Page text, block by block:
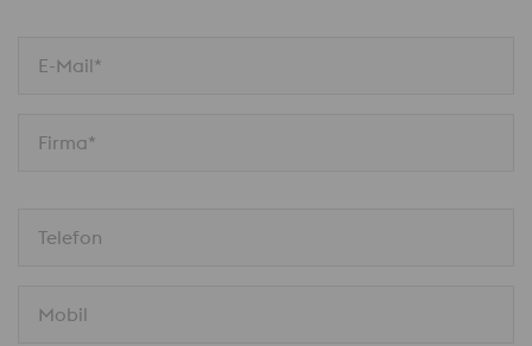
E-Mail*
Firma*
Telefon
Mobil